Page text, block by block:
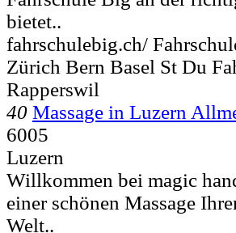
bietet..
fahrschulebig.ch/
Zürich Bern Basel St Du
Rapperswil
40 Massage in Luzern
6005
Luzern
Willkommen bei magic
einer schönen Massage
Welt..